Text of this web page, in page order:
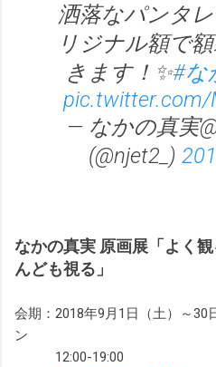
洒落なパンタ
リジナル額で
きます！✨#な
pic.twitter.com/
— なかの真実
(@njet2_)
なかの真実 原画展「よく
んども視る」
会期：2018年9月1日（土）～
ン
12:00-19:00